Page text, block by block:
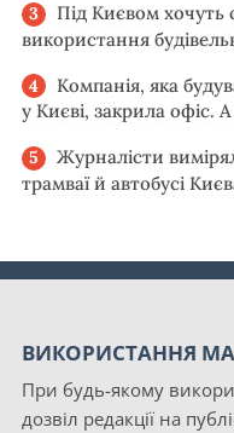
Під Києвом хочуть
використання
Компанія, яка
у Києві, закрила офіс.
Журналісти
трамваї й автобусі
ВИКОРИСТАННЯ
При будь-якому
дозвіл редакції на